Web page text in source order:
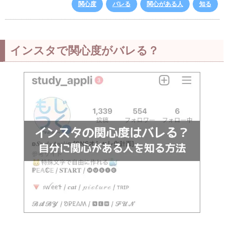
関心度
バレる 関心がある人 知る
インスタで関心度がバレる？